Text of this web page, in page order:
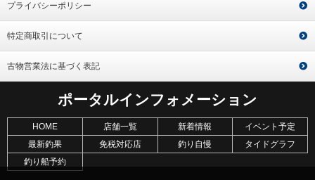
プライバシーポリシー
特定商取引について
古物営業法に基づく表記
ポータルインフォメーション
HOME 店舗一覧 新着情報
イベント予定
最新釣果
免税対応店 釣り自慢
タイドグラフ
釣り船予約